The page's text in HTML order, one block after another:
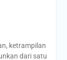
ketrampilan
dari satu